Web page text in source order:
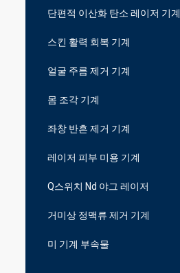
단편적 이산화 탄소 레이저 기계
스킨 활력 회복 기계
얼굴 주름 제거 기계
몸 조각 기계
좌창 반흔 제거 기계
레이저 피부 미용 기계
Q스위치 Nd 야그 레이저
거미상 정맥류 제거 기계
미 기계 부속물